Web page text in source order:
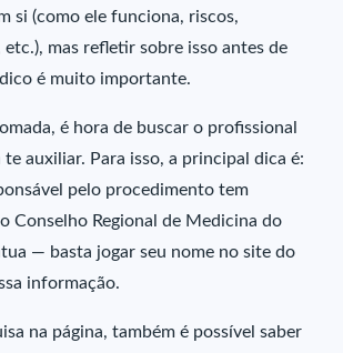
si (como ele funciona, riscos,
etc.), mas refletir sobre isso antes de
é muito importante.
é hora de buscar o profissional
te auxiliar. Para isso, a principal dica é:
pelo procedimento tem
Conselho Regional de Medicina do
— basta jogar seu nome no site do
informação.
na página, também é possível saber